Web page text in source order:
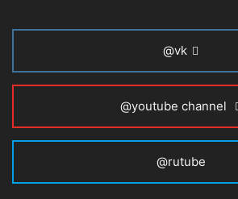
@vk
@youtube channel
@rutube